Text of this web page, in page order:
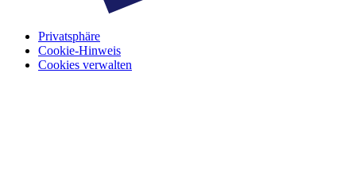
Privatsphäre
Cookie-Hinweis
Cookies verwalten